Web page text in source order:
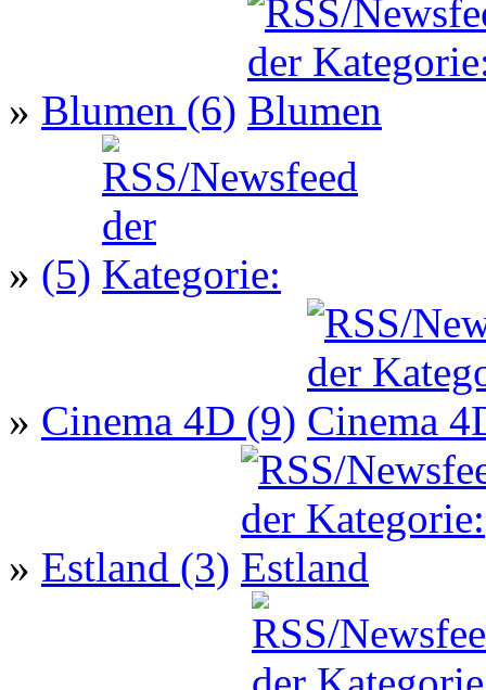
» Blumen (6)
» (5)
» Cinema 4D (9)
» Estland (3)